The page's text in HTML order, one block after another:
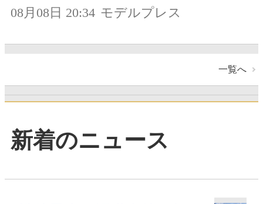
08月08日 20:34 モデルプレス
一覧へ
新着のニュース